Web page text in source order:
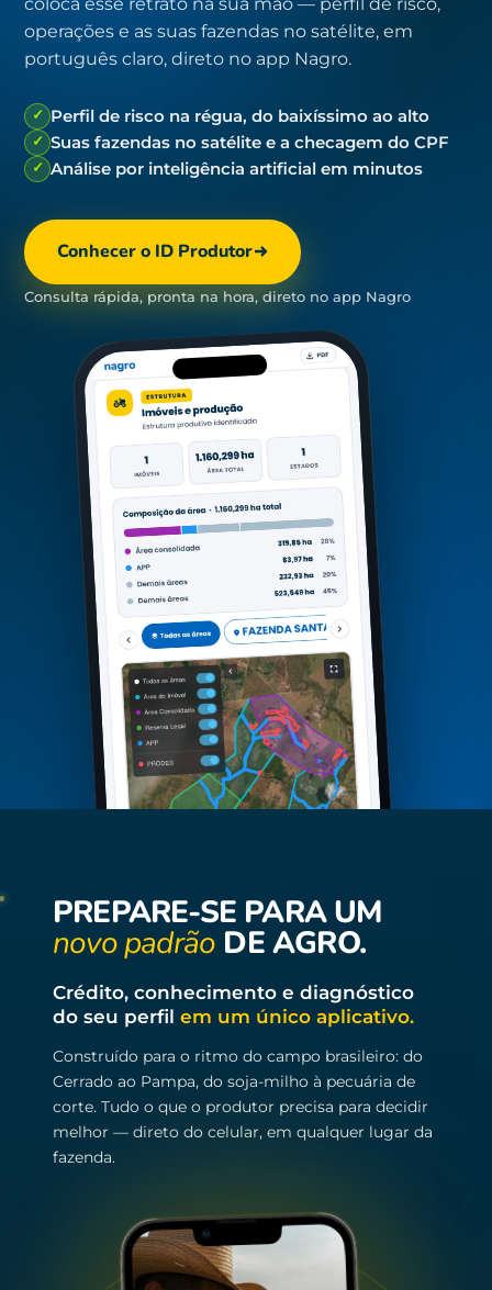
operações e as suas fazendas no satélite, em
português claro, direto no app Nagro.
✓ Perfil de risco na régua, do baixíssimo ao alto
✓ Suas fazendas no satélite e a checagem do CPF
✓ Análise por inteligência artificial em minutos
Conhecer o ID Produtor
Consulta rápida, pronta na hora, direto no app Nagro
PREPARE-SE PARA UM
novo padrão DE AGRO.
Crédito, conhecimento e diagnóstico
do seu perfil em um único aplicativo.
Construído para o ritmo do campo brasileiro: do
Cerrado ao Pampa, do soja-milho à pecuária de
corte. Tudo o que o produtor precisa para decidir
melhor — direto do celular, em qualquer lugar da
fazenda.